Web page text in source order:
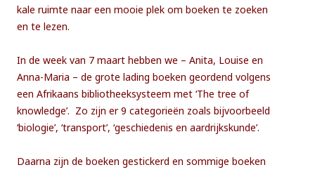
kale ruimte naar een mooie plek om boeken te zoeken
en te lezen.
In de week van 7 maart hebben we – Anita, Louise en
Anna-Maria – de grote lading boeken geordend volgens
een Afrikaans bibliotheeksysteem met ‘The tree of
knowledge’. Zo zijn er 9 categorieën zoals bijvoorbeeld
‘biologie’, ‘transport’, ‘geschiedenis en aardrijkskunde’.
Daarna zijn de boeken gestickerd en sommige boeken